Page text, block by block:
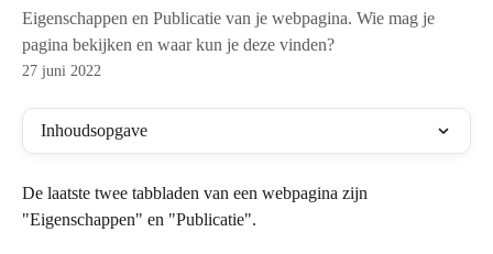
Eigenschappen en Publicatie van je webpagina. Wie mag je
pagina bekijken en waar kun je deze vinden?
27 juni 2022
Inhoudsopgave
De laatste twee tabbladen van een webpagina zijn
"Eigenschappen" en "Publicatie".